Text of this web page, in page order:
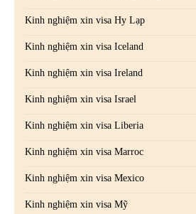
Kinh nghiệm xin visa Hy Lạp
Kinh nghiệm xin visa Iceland
Kinh nghiệm xin visa Ireland
Kinh nghiệm xin visa Israel
Kinh nghiệm xin visa Liberia
Kinh nghiệm xin visa Marroc
Kinh nghiệm xin visa Mexico
Kinh nghiệm xin visa Mỹ